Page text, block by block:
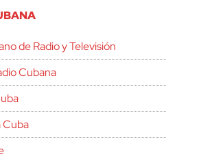
de Radio y Televisión
Cubana
Cuba